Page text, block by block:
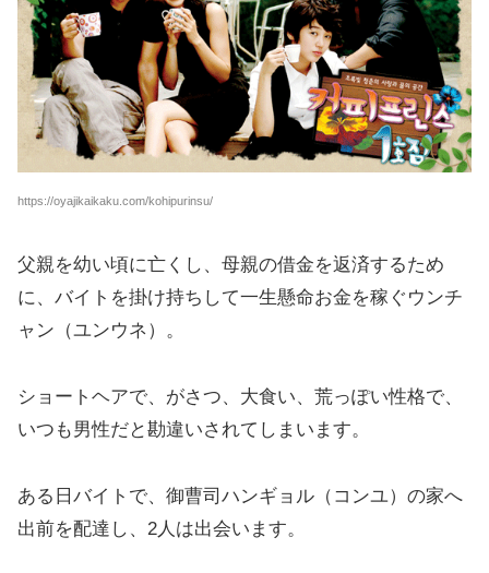
https://oyajikaikaku.com/kohipurinsu/
父親を幼い頃に亡くし、母親の借金を返済するため
に、バイトを掛け持ちして一生懸命お金を稼ぐウンチ
ャン（ユンウネ）。
ショートヘアで、がさつ、大食い、荒っぽい性格で、
いつも男性だと勘違いされてしまいます。
ある日バイトで、御曹司ハンギョル（コンユ）の家へ
出前を配達し、2人は出会います。